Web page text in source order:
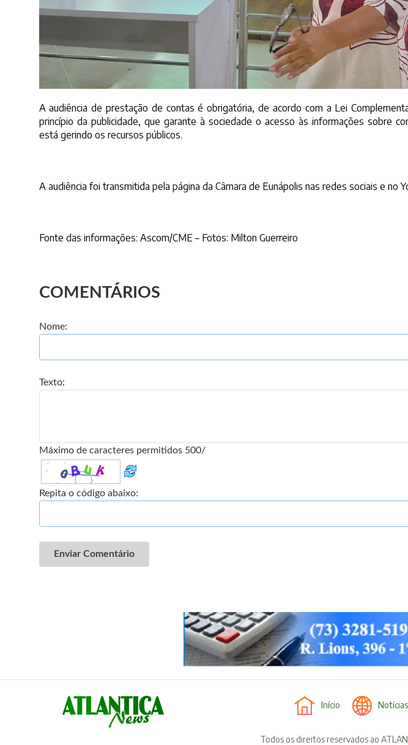
A audiência de prestação de contas é obrigatória, de acordo com a Lei
princípio da publicidade, que garante à sociedade o acesso às informações sobre
está gerindo os recursos públicos.
A audiência foi transmitida pela página da Câmara de Eunápolis nas redes sociais e no
Fonte das informações: Ascom/CME – Fotos: Milton Guerreiro
COMENTÁRIOS
Nome:
Texto:
Máximo de caracteres permitidos 500/
Repita o código abaixo:
Enviar Comentário
Início Notícias
Todos os direitos reservados ao